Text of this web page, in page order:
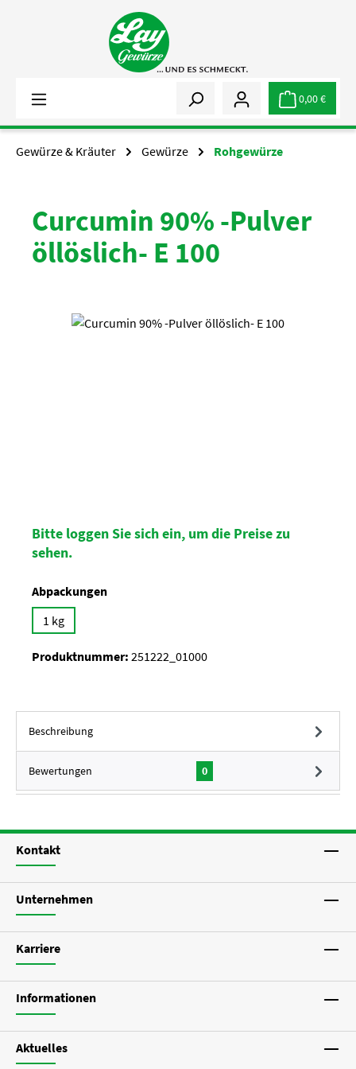
Zum Hauptinhalt springen
0,00 €
Gewürze & Kräuter Gewürze Rohgewürze
Curcumin 90% -Pulver
öllöslich- E 100
Bildergalerie überspringen
Bitte loggen Sie sich ein, um die Preise zu
sehen.
Abpackungenauswählen
1 kg
Produktnummer: 251222_01000
Beschreibung
Bewertungen 0
Kontakt
Unternehmen
Karriere
Informationen
Aktuelles